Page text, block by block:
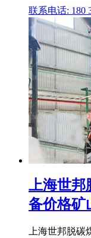
联系电话: 180
上海世邦
备价格矿
上海世邦脱